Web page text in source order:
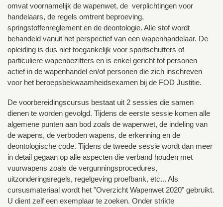
omvat voornamelijk de wapenwet, de verplichtingen voor
handelaars, de regels omtrent beproeving,
springstoffenreglement en de deontologie. Alle stof wordt
behandeld vanuit het perspectief van een wapenhandelaar. De
opleiding is dus niet toegankelijk voor sportschutters of
particuliere wapenbezitters en is enkel gericht tot personen
actief in de wapenhandel en/of personen die zich inschreven
voor het beroepsbekwaamheidsexamen bij de FOD Justitie.
De voorbereidingscursus bestaat uit 2 sessies die samen
dienen te worden gevolgd. Tijdens de eerste sessie komen alle
algemene punten aan bod zoals de wapenwet, de indeling van
de wapens, de verboden wapens, de erkenning en de
deontologische code. Tijdens de tweede sessie wordt dan meer
in detail gegaan op alle aspecten die verband houden met
vuurwapens zoals de vergunningsprocedures,
uitzonderingsregels, regelgeving proefbank, etc... Als
cursusmateriaal wordt het "Overzicht Wapenwet 2020" gebruikt.
U dient zelf een exemplaar te zoeken. Onder strikte